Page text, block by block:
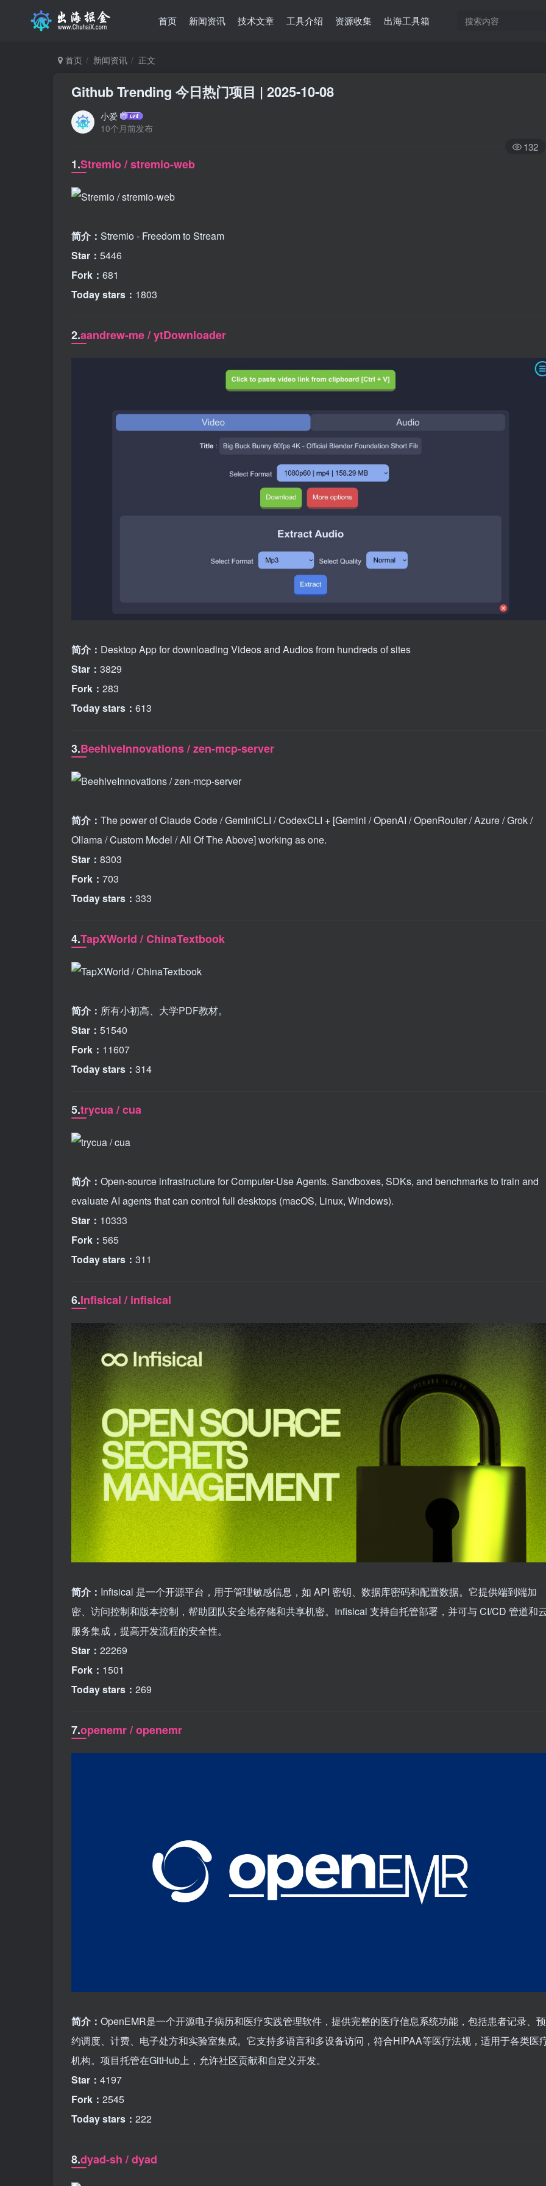
首页 新闻资讯 技术文章 工具介绍 资源收集 出海工具箱
首页 新闻资讯 正文
Github Trending 今日热门项目 | 2025-10-08
小爱
10个月前发布
132
1.Stremio / stremio-web
简介： Stremio - Freedom to Stream
Star： 5446
Fork： 681
Today stars： 1803
2.aandrew-me / ytDownloader
简介： Desktop App for downloading Videos and Audios from hundreds of sites
Star： 3829
Fork： 283
Today stars： 613
3.BeehiveInnovations / zen-mcp-server
简介： The power of Claude Code / GeminiCLI / CodexCLI + [Gemini / OpenAI / OpenRouter / Azure / Grok /
Ollama / Custom Model / All Of The Above] working as one.
Star： 8303
Fork： 703
Today stars： 333
4.TapXWorld / ChinaTextbook
简介： 所有小初高、大学PDF教材。
Star： 51540
Fork： 11607
Today stars： 314
5.trycua / cua
简介： Open-source infrastructure for Computer-Use Agents. Sandboxes, SDKs, and benchmarks to train and
evaluate AI agents that can control full desktops (macOS, Linux, Windows).
Star： 10333
Fork： 565
Today stars： 311
6.Infisical / infisical
简介： Infisical 是一个开源平台，用于管理敏感信息，如 API 密钥、数据库密码和配置数据。它提供端到端加
密、访问控制和版本控制，帮助团队安全地存储和共享机密。Infisical 支持自托管部署，并可与 CI/CD 管道和
服务集成，提高开发流程的安全性。
Star： 22269
Fork： 1501
Today stars： 269
7.openemr / openemr
简介： OpenEMR是一个开源电子病历和医疗实践管理软件，提供完整的医疗信息系统功能，包括患者记录、预
约调度、计费、电子处方和实验室集成。它支持多语言和多设备访问，符合HIPAA等医疗法规，适用于各类医
机构。项目托管在GitHub上，允许社区贡献和自定义开发。
Star： 4197
Fork： 2545
Today stars： 222
8.dyad-sh / dyad